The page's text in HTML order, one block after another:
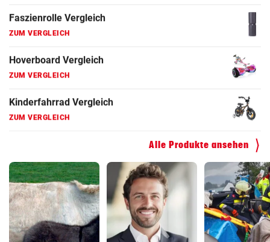
Faszienrolle Vergleich
ZUM VERGLEICH
Hoverboard Vergleich
ZUM VERGLEICH
Kinderfahrrad Vergleich
ZUM VERGLEICH
Alle Produkte ansehen